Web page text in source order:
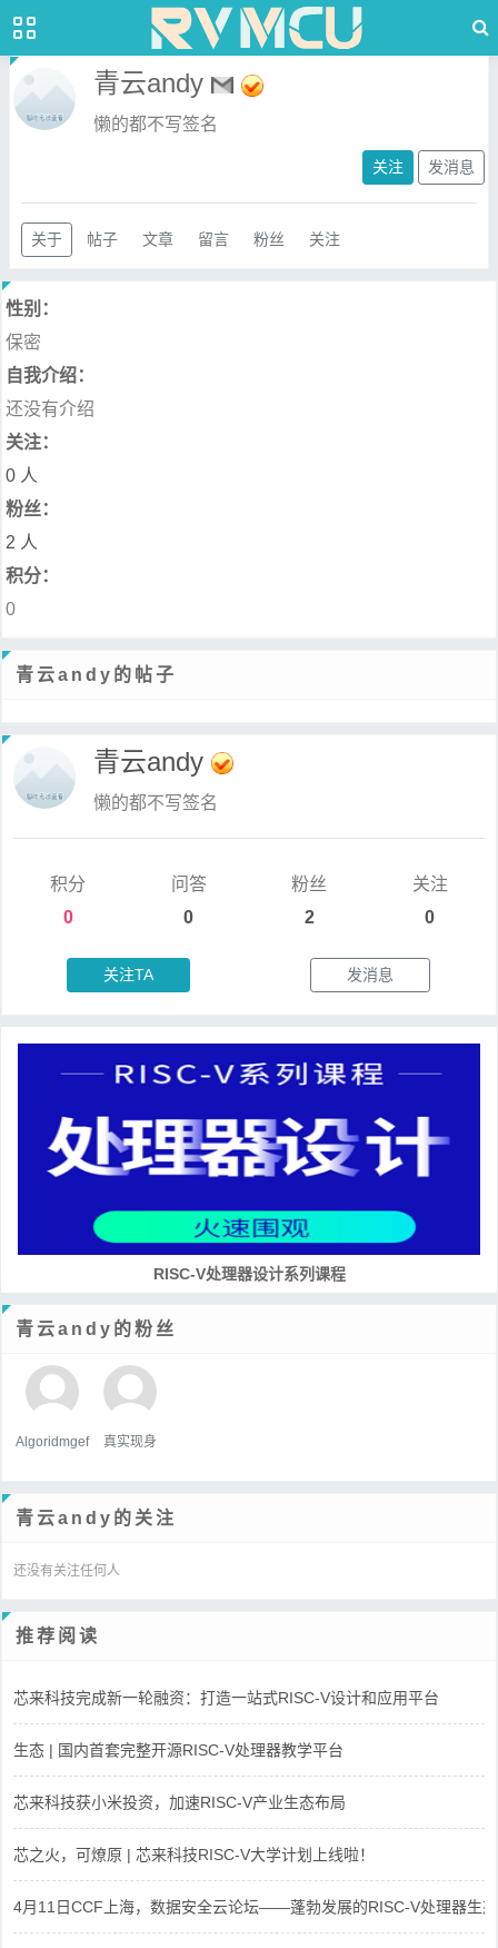
青云andy
懒的都不写签名
关注 发消息
关于 帖子 文章 留言 粉丝 关注
性别：
保密
自我介绍：
还没有介绍
关注：
0 人
粉丝：
2 人
积分：
0
青云andy的帖子
青云andy
懒的都不写签名
积分
0
问答
0
粉丝
2
关注
0
关注TA 发消息
RISC-V处理器设计系列课程
青云andy的粉丝
Algoridmgef 真实现身
青云andy的关注
还没有关注任何人
推荐阅读
芯来科技完成新一轮融资：打造一站式RISC-V设计和应用平台
生态 | 国内首套完整开源RISC-V处理器教学平台
芯来科技获小米投资，加速RISC-V产业生态布局
芯之火，可燎原 | 芯来科技RISC-V大学计划上线啦！
4月11日CCF上海，数据安全云论坛——蓬勃发展的RISC-V处理器生态